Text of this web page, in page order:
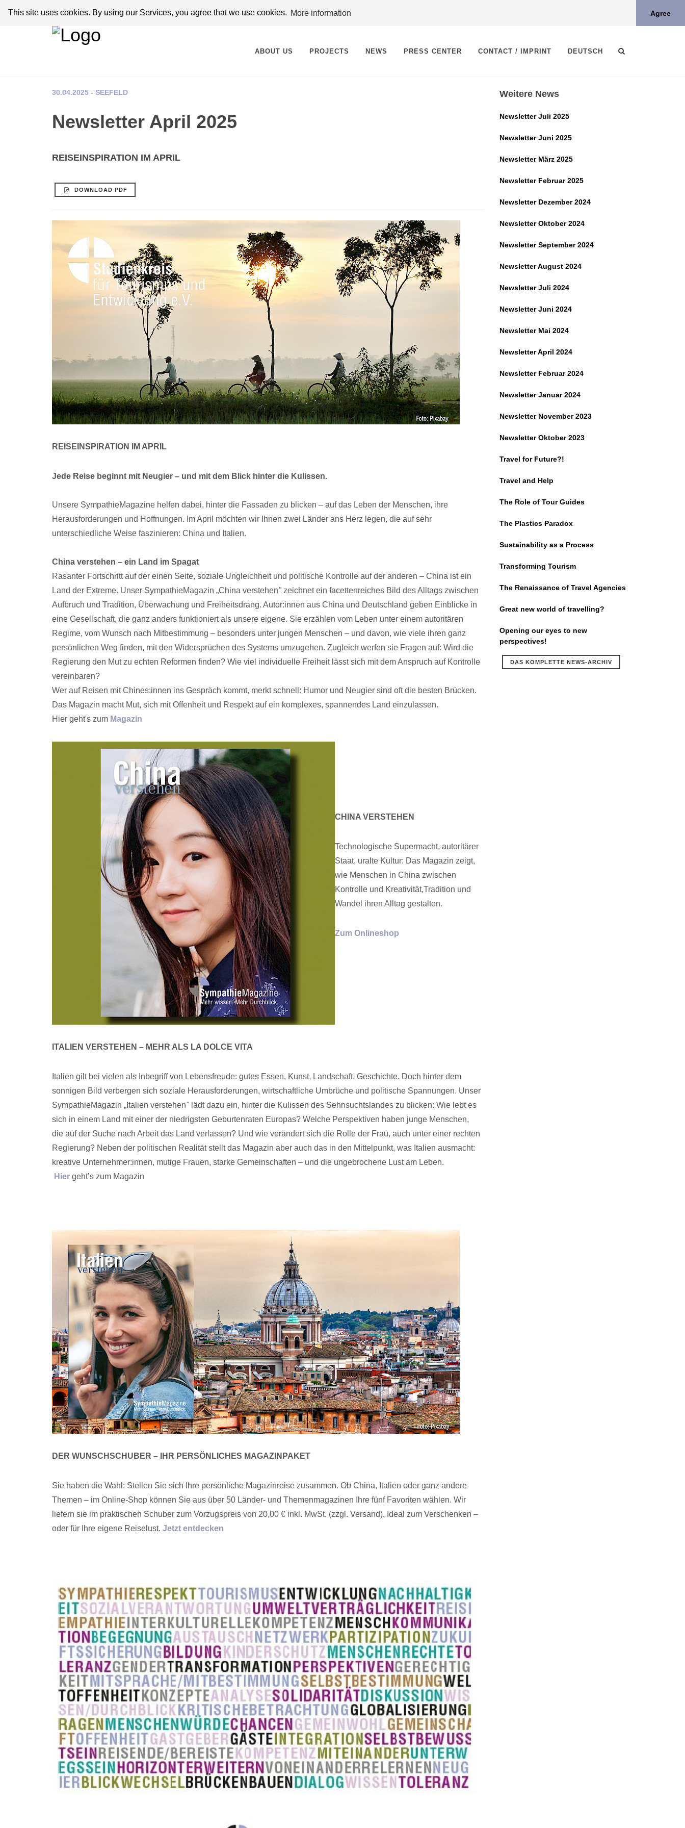
This site uses cookies. By using our Services, you agree that we use cookies. More information Agree
ABOUT US PROJECTS NEWS PRESS CENTER CONTACT / IMPRINT DEUTSCH
30.04.2025 - SEEFELD
Newsletter April 2025
REISEINSPIRATION IM APRIL
DOWNLOAD PDF
REISEINSPIRATION IM APRIL
Jede Reise beginnt mit Neugier – und mit dem Blick hinter die Kulissen.
Unsere SympathieMagazine helfen dabei, hinter die Fassaden zu blicken – auf das Leben der Menschen, ihre
Herausforderungen und Hoffnungen. Im April möchten wir Ihnen zwei Länder ans Herz legen, die auf sehr
unterschiedliche Weise faszinieren: China und Italien.
China verstehen – ein Land im Spagat
Rasanter Fortschritt auf der einen Seite, soziale Ungleichheit und politische Kontrolle auf der anderen – China ist ein
Land der Extreme. Unser SympathieMagazin „China verstehen"zeichnet ein facettenreiches Bild des Alltags zwischen
Aufbruch und Tradition, Überwachung und Freiheitsdrang. Autor:innen aus China und Deutschland geben Einblicke in
eine Gesellschaft, die ganz anders funktioniert als unsere eigene. Sie erzählen vom Leben unter einem autoritären
Regime, vom Wunsch nach Mitbestimmung – besonders unter jungen Menschen – und davon, wie viele ihren ganz
persönlichen Weg finden, mit den Widersprüchen des Systems umzugehen. Zugleich werfen sie Fragen auf: Wird die
Regierung den Mut zu echten Reformen finden? Wie viel individuelle Freiheit lässt sich mit dem Anspruch auf Kontrolle
vereinbaren?
Wer auf Reisen mit Chines:innen ins Gespräch kommt, merkt schnell: Humor und Neugier sind oft die besten Brücken.
Das Magazin macht Mut, sich mit Offenheit und Respekt auf ein komplexes, spannendes Land einzulassen.
Hier geht's zum Magazin
CHINA VERSTEHEN
Technologische Supermacht, autoritärer
Staat, uralte Kultur: Das Magazin zeigt,
wie Menschen in China zwischen
Kontrolle und Kreativität,Tradition und
Wandel ihren Alltag gestalten.
Zum Onlineshop
ITALIEN VERSTEHEN – MEHR ALS LA DOLCE VITA
Italien gilt bei vielen als Inbegriff von Lebensfreude: gutes Essen, Kunst, Landschaft, Geschichte. Doch hinter dem
sonnigen Bild verbergen sich soziale Herausforderungen, wirtschaftliche Umbrüche und politische Spannungen. Unser
SympathieMagazin „Italien verstehen"lädt dazu ein, hinter die Kulissen des Sehnsuchtslandes zu blicken: Wie lebt es
sich in einem Land mit einer der niedrigsten Geburtenraten Europas? Welche Perspektiven haben junge Menschen,
die auf der Suche nach Arbeit das Land verlassen? Und wie verändert sich die Rolle der Frau, auch unter einer rechten
Regierung? Neben der politischen Realität stellt das Magazin aber auch das in den Mittelpunkt, was Italien ausmacht:
kreative Unternehmer:innen, mutige Frauen, starke Gemeinschaften – und die ungebrochene Lust am Leben.
Hier geht’s zum Magazin
DER WUNSCHSCHUBER – IHR PERSÖNLICHES MAGAZINPAKET
Sie haben die Wahl: Stellen Sie sich Ihre persönliche Magazinreise zusammen. Ob China, Italien oder ganz andere
Themen – im Online-Shop können Sie aus über 50 Länder- und Themenmagazinen Ihre fünf Favoriten wählen. Wir
liefern sie im praktischen Schuber zum Vorzugspreis von 20,00 € inkl. MwSt. (zzgl. Versand). Ideal zum Verschenken –
oder für Ihre eigene Reiselust. Jetzt entdecken
Weitere News
Newsletter Juli 2025
Newsletter Juni 2025
Newsletter März 2025
Newsletter Februar 2025
Newsletter Dezember 2024
Newsletter Oktober 2024
Newsletter September 2024
Newsletter August 2024
Newsletter Juli 2024
Newsletter Juni 2024
Newsletter Mai 2024
Newsletter April 2024
Newsletter Februar 2024
Newsletter Januar 2024
Newsletter November 2023
Newsletter Oktober 2023
Travel for Future?!
Travel and Help
The Role of Tour Guides
The Plastics Paradox
Sustainability as a Process
Transforming Tourism
The Renaissance of Travel Agencies
Great new world of travelling?
Opening our eyes to new
perspectives!
DAS KOMPLETTE NEWS-ARCHIV